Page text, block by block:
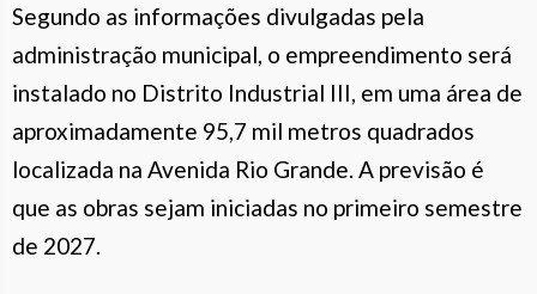
Segundo as informações divulgadas pela
administração municipal, o empreendimento será
instalado no Distrito Industrial III, em uma área de
aproximadamente 95,7 mil metros quadrados
localizada na Avenida Rio Grande. A previsão é
que as obras sejam iniciadas no primeiro semestre
de 2027.